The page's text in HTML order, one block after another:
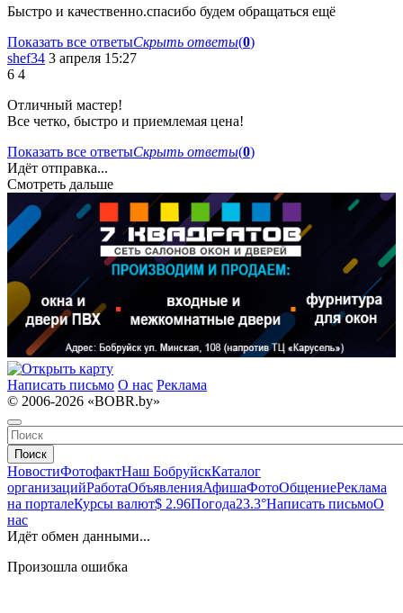
Быстро и качественно.спасибо будем обращаться ещё
Показать все ответыСкрыть ответы(0)
shef34 3 апреля 15:27
6 4
Отличный мастер!
Все четко, быстро и приемлемая цена!
Показать все ответыСкрыть ответы(0)
Идёт отправка...
Смотреть дальше
Написать письмо О нас Реклама
© 2006-2026 «BOBR.by»
Поиск
НовостиФотофактНаш БобруйскКаталог
организацийРаботаОбъявленияАфишаФотоОбщениеРеклама
на порталеКурсы валют$ 2.96Погода23.3°Написать письмоО
нас
Идёт обмен данными...
Произошла ошибка